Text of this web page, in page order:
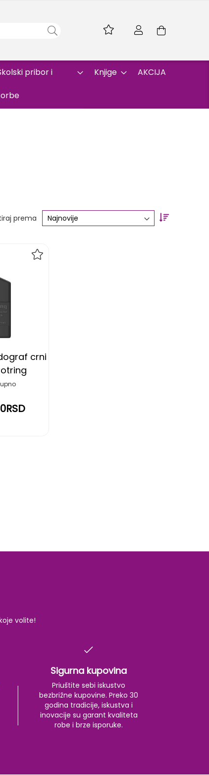
Skip
pribor i Knjige AKCIJA
prema
Set
crni
volite!
Sigurna kupovina
Priuštite sebi iskustvo
bezbrižne kupovine. Preko 30
godina tradicije, iskustva i
inovacije su garant kvaliteta
robe i brze isporuke.